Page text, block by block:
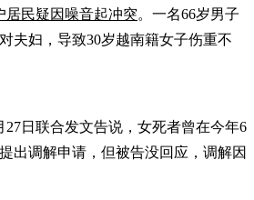
居民疑因噪音起冲突。一名66岁男子
夫妇，导致30岁越南籍女子伤重不
日联合发文告说，女死者曾在今年6
出调解申请，但被告没回应，调解因